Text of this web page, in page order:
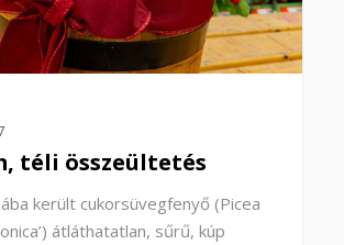
téli összeültetés
került cukorsüvegfenyő (Picea
átláthatatlan, sűrű, kúp